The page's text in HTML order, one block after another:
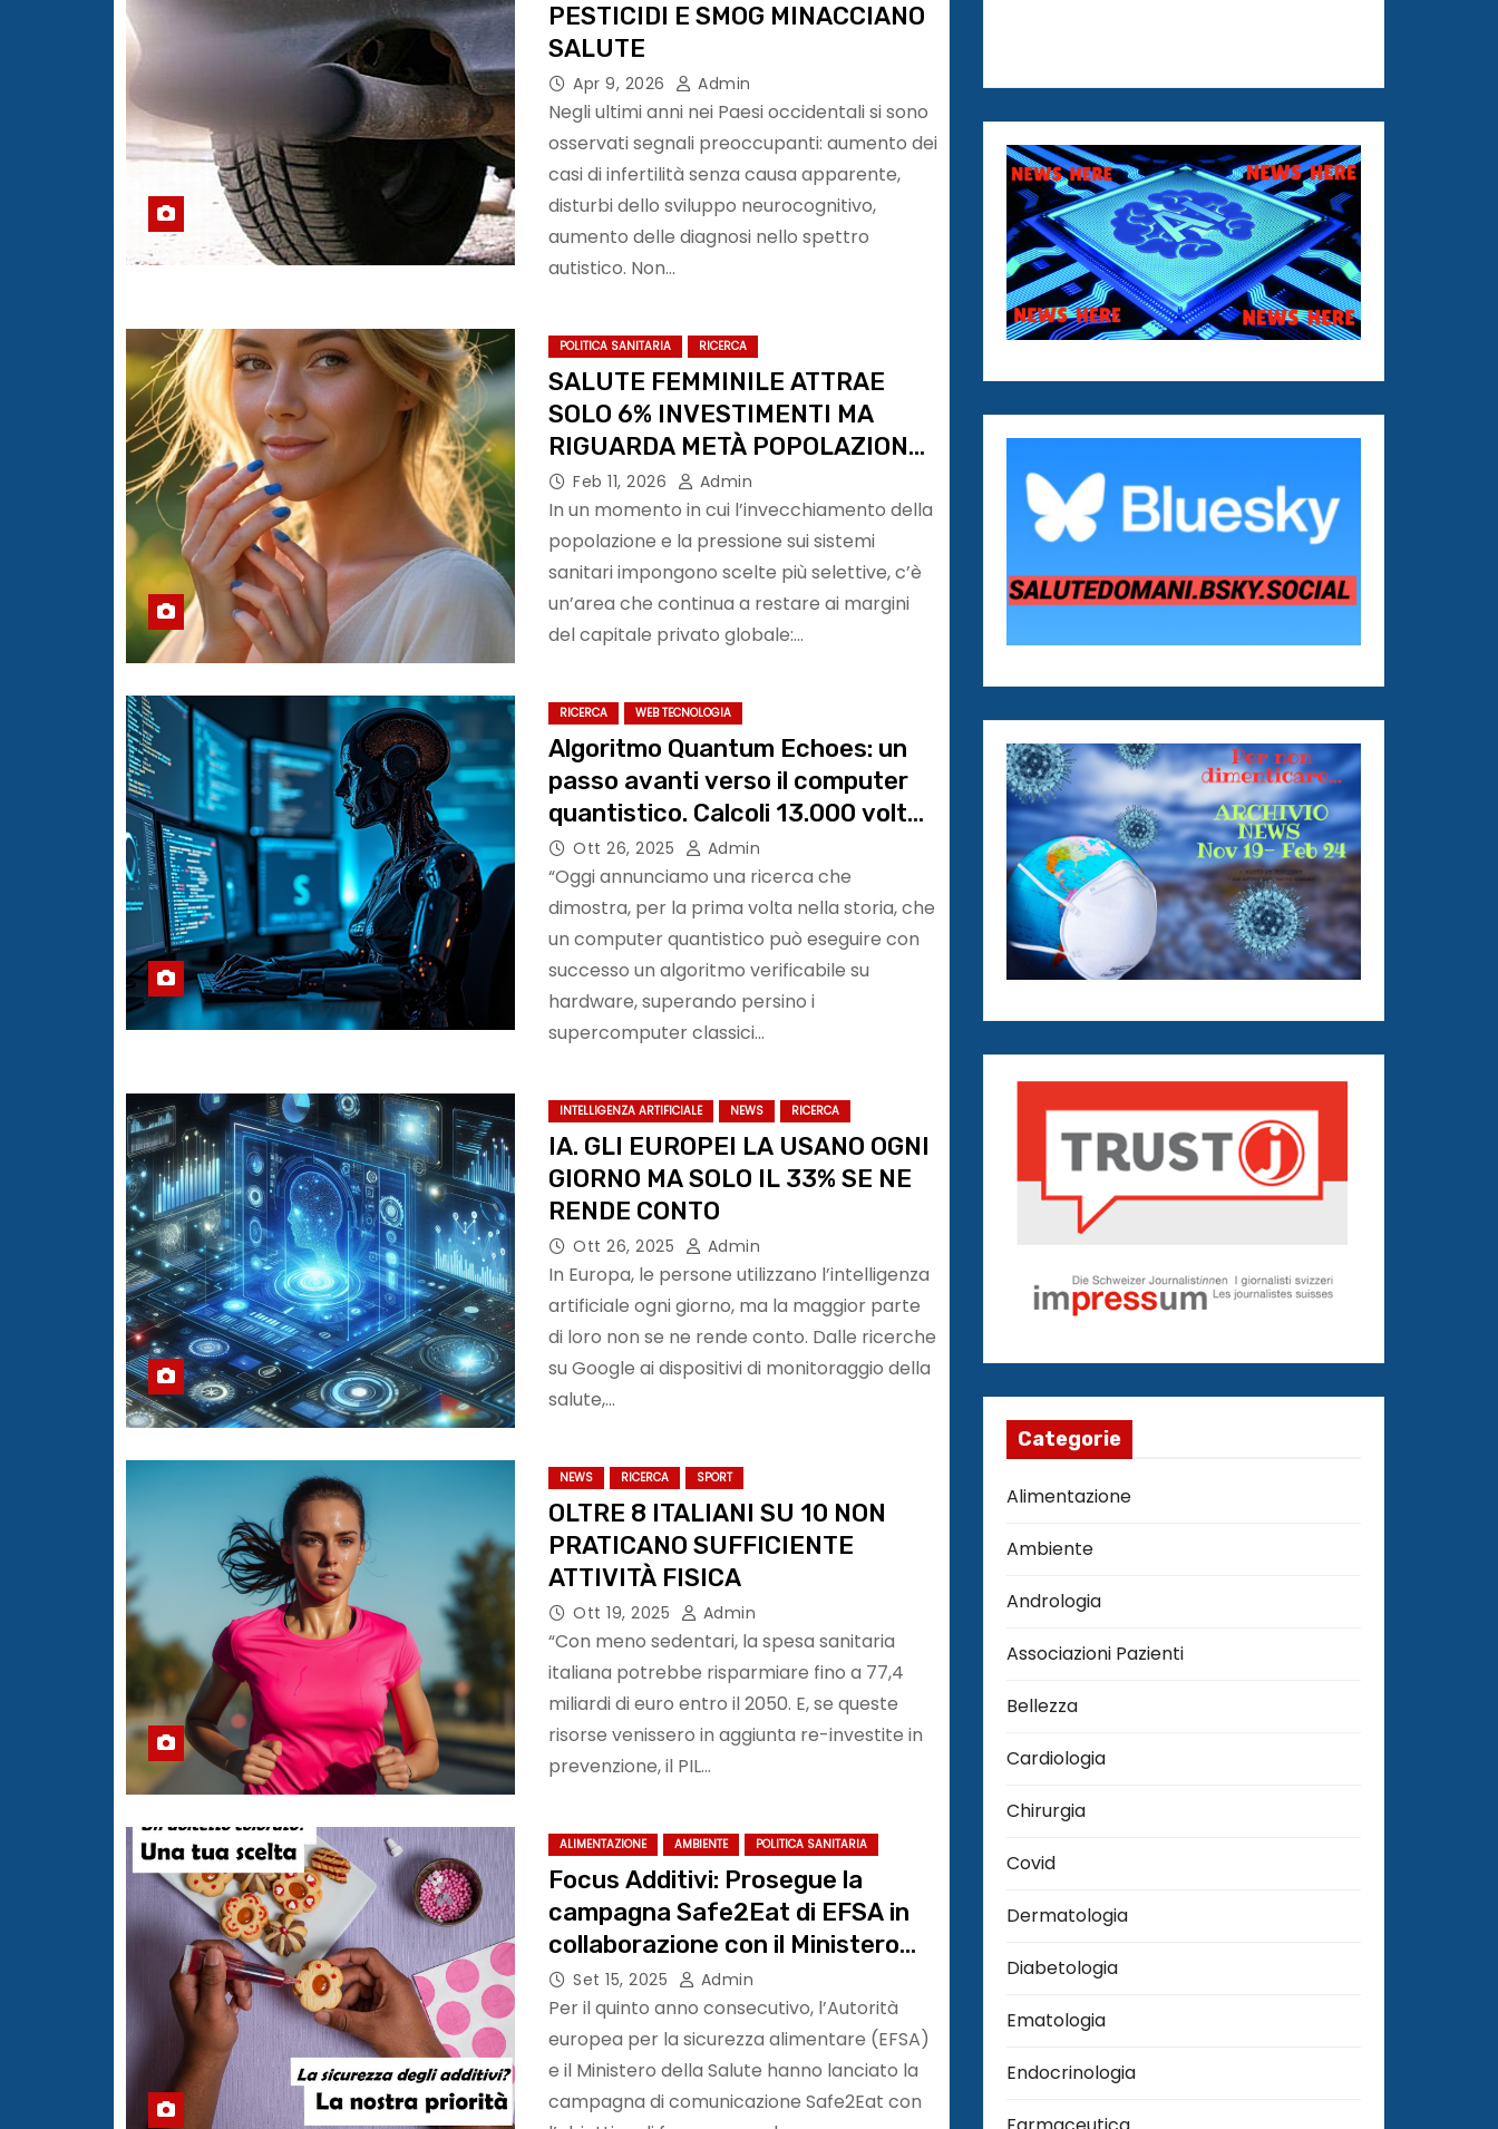
PESTICIDI E SMOG MINACCIANO
SALUTE
Apr 9, 2026 Admin
Negli ultimi anni nei Paesi occidentali si sono
osservati segnali preoccupanti: aumento dei
casi di infertilità senza causa apparente,
disturbi dello sviluppo neurocognitivo,
aumento delle diagnosi nello spettro
autistico. Non…
POLITICA SANITARIA RICERCA
SALUTE FEMMINILE ATTRAE
SOLO 6% INVESTIMENTI MA
RIGUARDA METÀ POPOLAZIONE
MONDIALE
Feb 11, 2026 Admin
In un momento in cui l’invecchiamento della
popolazione e la pressione sui sistemi
sanitari impongono scelte più selettive, c’è
un’area che continua a restare ai margini
del capitale privato globale:…
RICERCA WEB TECNOLOGIA
Algoritmo Quantum Echoes: un
passo avanti verso il computer
quantistico. Calcoli 13.000 volte
piu’ veloce dei supercomputer
Ott 26, 2025 Admin
“Oggi annunciamo una ricerca che
dimostra, per la prima volta nella storia, che
un computer quantistico può eseguire con
successo un algoritmo verificabile su
hardware, superando persino i
supercomputer classici…
INTELLIGENZA ARTIFICIALE NEWS RICERCA
IA. GLI EUROPEI LA USANO OGNI
GIORNO MA SOLO IL 33% SE NE
RENDE CONTO
Ott 26, 2025 Admin
In Europa, le persone utilizzano l’intelligenza
artificiale ogni giorno, ma la maggior parte
di loro non se ne rende conto. Dalle ricerche
su Google ai dispositivi di monitoraggio della
salute,…
NEWS RICERCA SPORT
OLTRE 8 ITALIANI SU 10 NON
PRATICANO SUFFICIENTE
ATTIVITÀ FISICA
Ott 19, 2025 Admin
“Con meno sedentari, la spesa sanitaria
italiana potrebbe risparmiare fino a 77,4
miliardi di euro entro il 2050. E, se queste
risorse venissero in aggiunta re-investite in
prevenzione, il PIL…
ALIMENTAZIONE AMBIENTE POLITICA SANITARIA
Focus Additivi: Prosegue la
campagna Safe2Eat di EFSA in
collaborazione con il Ministero
della Salute
Set 15, 2025 Admin
Per il quinto anno consecutivo, l’Autorità
europea per la sicurezza alimentare (EFSA)
e il Ministero della Salute hanno lanciato la
campagna di comunicazione Safe2Eat con
Categorie
Alimentazione
Ambiente
Andrologia
Associazioni Pazienti
Bellezza
Cardiologia
Chirurgia
Covid
Dermatologia
Diabetologia
Ematologia
Endocrinologia